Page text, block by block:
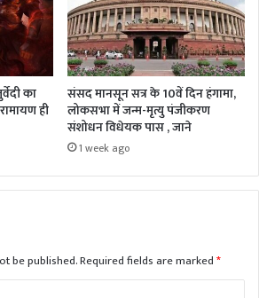
का
ही
संसद मानसून सत्र के 10वें दिन हंगामा,
लोकसभा में जन्म-मृत्यु पंजीकरण
संशोधन विधेयक पास , जाने
1 week ago
be published.Required fields are marked*